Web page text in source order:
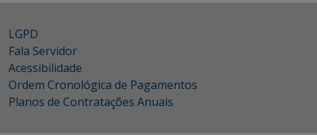
LGPD
Fala Servidor
Acessibilidade
Ordem Cronológica de Pagamentos
Planos de Contratações Anuais